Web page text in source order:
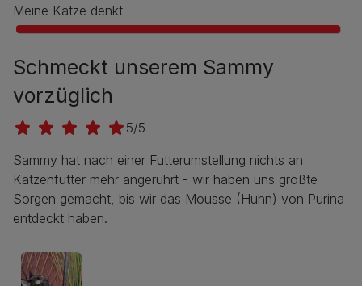
Meine Katze denkt
Schmeckt unserem Sammy
vorzüglich
5/5
Sammy hat nach einer Futterumstellung nichts an
Katzenfutter mehr angerührt - wir haben uns größte
Sorgen gemacht, bis wir das Mousse (Huhn) von Purina
entdeckt haben.